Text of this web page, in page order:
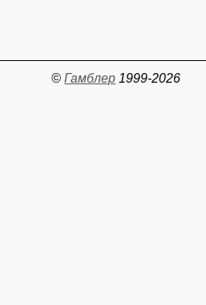
©Гамблер 1999-2026